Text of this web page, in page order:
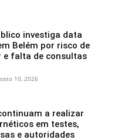
investiga data
Belém por risco de
e falta de consultas
10, 2026
a realizar
em testes,
e autoridades